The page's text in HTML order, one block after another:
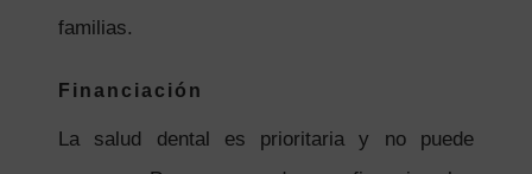
familias.
Financiación
La salud dental es prioritaria y no puede